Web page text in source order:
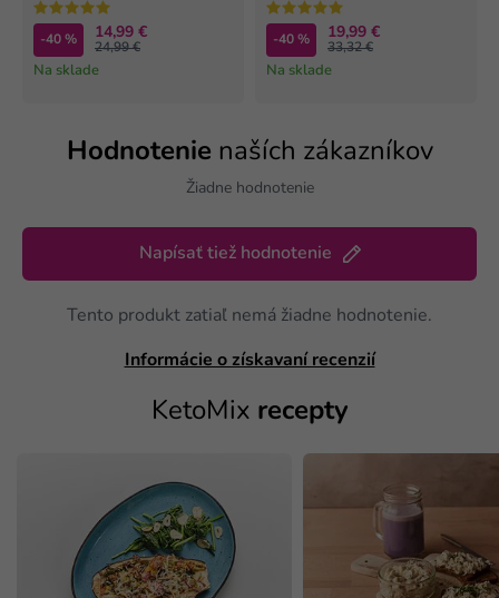
-40 % 14,99 €
24,99 €
Na sklade
-40 % 19,99 €
33,32 €
Na sklade
Hodnotenie naších zákazníkov
Žiadne hodnotenie
Napísať tiež hodnotenie
Tento produkt zatiaľ nemá žiadne hodnotenie.
Informácie o získavaní recenzií
KetoMix recepty